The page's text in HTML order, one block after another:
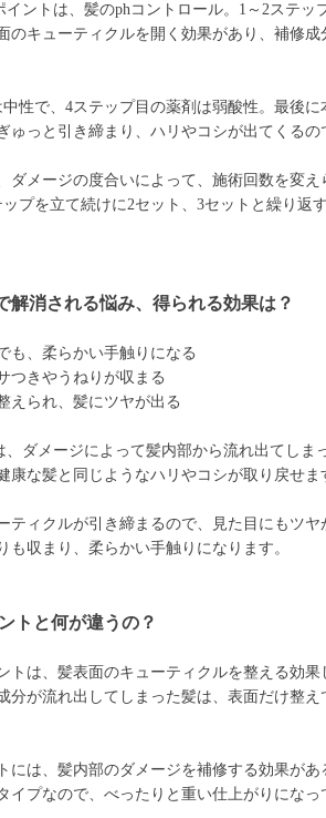
ントは、髪のphコントロール。1～2ステッ
のキューティクルを開く効果があり、補修成
性で、4ステップ目の薬剤は弱酸性。最後
ゅっと引き締まり、ハリやコシが出てくるの
ダメージの度合いによって、施術回数を変え
プを立て続けに2セット、3セットと繰り返
解消される悩み、得られる効果は？
も、柔らかい手触りになる
つきやうねりが収まる
えられ、髪にツヤが出る
、ダメージによって髪内部から流れ出てしま
康な髪と同じようなハリやコシが取り戻せま
ティクルが引き締まるので、見た目にもツ
も収まり、柔らかい手触りになります。
トと何が違うの？
トは、髪表面のキューティクルを整える効果
分が流れ出してしまった髪は、表面だけ整
には、髪内部のダメージを補修する効果があ
イプなので、べったりと重い仕上がりになっ